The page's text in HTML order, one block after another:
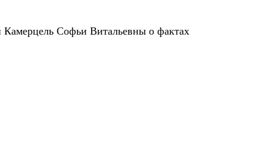
Камерцель Софьи Витальевны о фактах